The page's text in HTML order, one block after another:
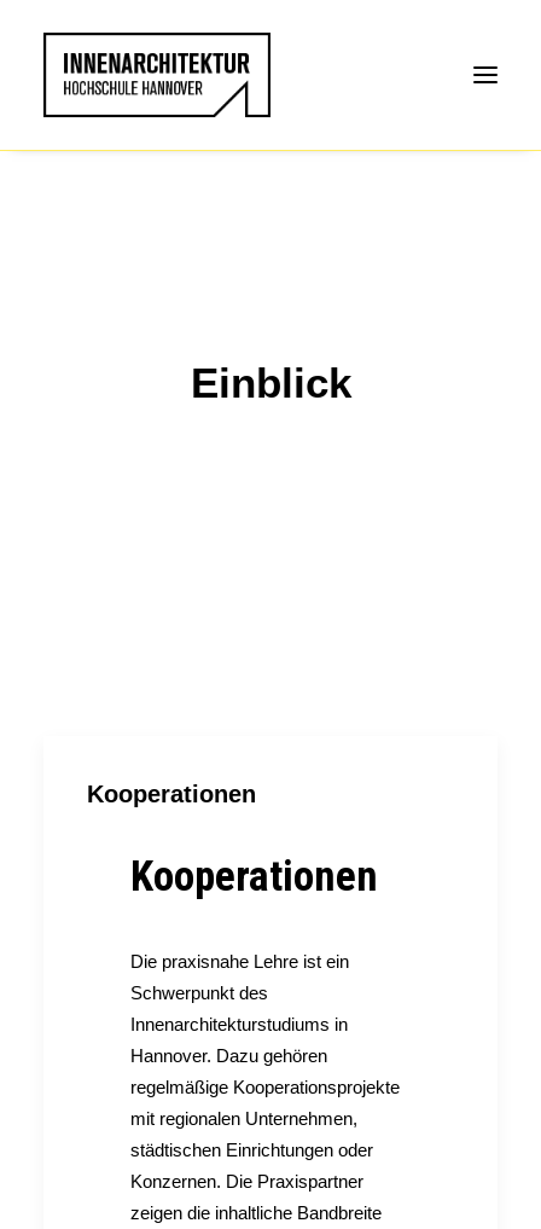
Einblick
Kooperationen
Kooperationen
Die praxisnahe Lehre ist ein
Schwerpunkt des
Innenarchitekturstudiums in
Hannover. Dazu gehören
regelmäßige Kooperationsprojekte
mit regionalen Unternehmen,
städtischen Einrichtungen oder
Konzernen. Die Praxispartner
zeigen die inhaltliche Bandbreite